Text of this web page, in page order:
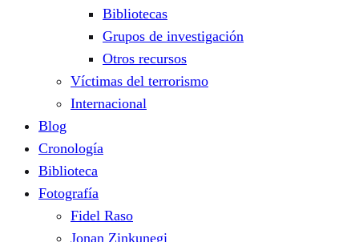
Bibliotecas
Grupos de investigación
Otros recursos
Víctimas del terrorismo
Internacional
Blog
Cronología
Biblioteca
Fotografía
Fidel Raso
Jonan Zinkunegi